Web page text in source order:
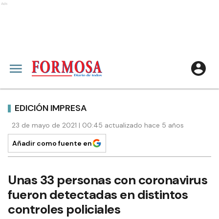
Ads
EDICIÓN IMPRESA
23 de mayo de 2021 | 00:45 actualizado hace 5 años
Añadir como fuente en
Unas 33 personas con coronavirus
fueron detectadas en distintos
controles policiales